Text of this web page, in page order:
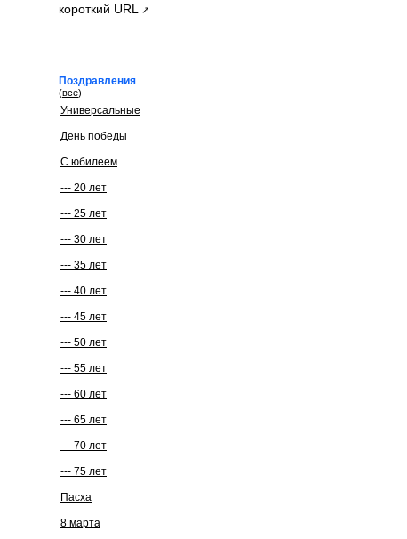
короткий URL
↗
Поздравления
(все)
Универсальные
День победы
С юбилеем
--- 20 лет
--- 25 лет
--- 30 лет
--- 35 лет
--- 40 лет
--- 45 лет
--- 50 лет
--- 55 лет
--- 60 лет
--- 65 лет
--- 70 лет
--- 75 лет
Пасха
8 марта